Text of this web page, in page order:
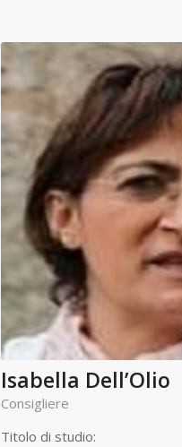
Isabella Dell’Olio
Consigliere
Titolo di studio: